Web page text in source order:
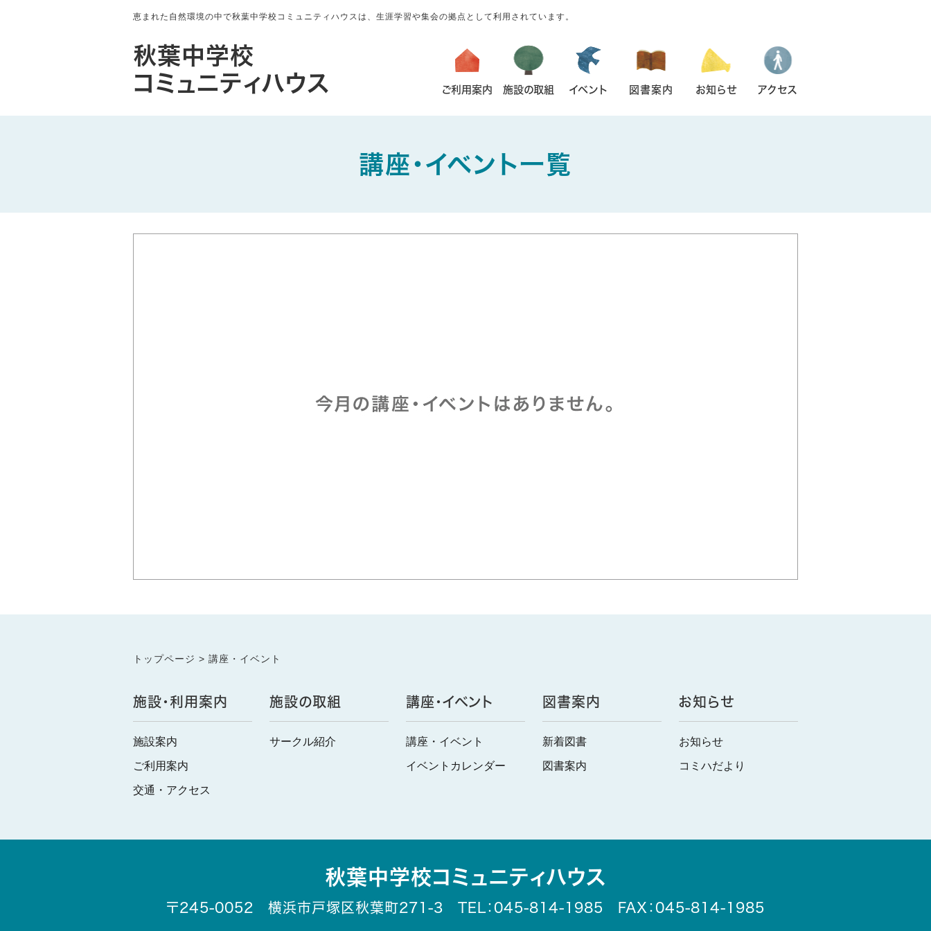
恵まれた自然環境の中で秋葉中学校コミュニティハウスは、生涯学習や集会の拠点として利用されています。
秋葉中学校
コミュニティハウス
ご利用案内 施設の取組 イベント 図書案内 お知らせ アクセス
講座・イベント一覧
トップページ 講座・イベント
施設・利用案内
施設案内
ご利用案内
交通・アクセス
施設の取組
サークル紹介
講座・イベント
講座・イベント
イベントカレンダー
図書案内
新着図書
図書案内
お知らせ
お知らせ
コミハだより
秋葉中学校コミュニティハウス
〒245-0052 横浜市戸塚区秋葉町271-3 TEL：045-814-1985 FAX：045-814-1985